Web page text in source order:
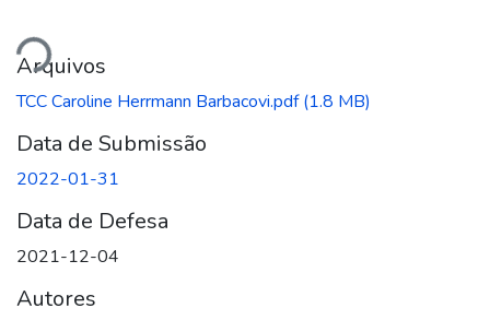
Arquivos
TCC Caroline Herrmann Barbacovi.pdf(1.8 MB)
Data de Submissão
2022-01-31
Data de Defesa
2021-12-04
Autores